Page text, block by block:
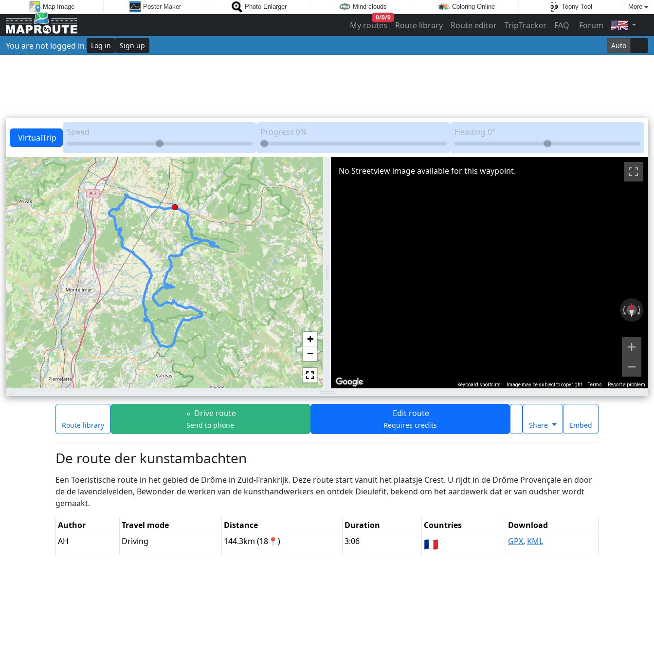
Map Image Poster Maker Photo Enlarger Mind clouds Coloring Online Toony Tool More
My routes
0/0/0
Route library Route editor TripTracker FAQ
Forum
You are not logged in. Log in Sign up Auto
VirtualTrip
Speed Progress 0% Heading 0°
+
−
Keyboard shortcuts Image may be subject to copyright Terms Report a problem
No Streetview image available for this waypoint.
Route library
» Drive route
Send to phone
Edit route
Requires credits Share Embed
De route der kunstambachten
Een Toeristische route in het gebied de Drôme in Zuid-Frankrijk. Deze route start vanuit het plaatsje Crest. U rijdt in de Drôme Provençale en door
de de lavendelvelden, Bewonder de werken van de kunsthandwerkers en ontdek Dieulefit, bekend om het aardewerk dat er van oudsher wordt
gemaakt.
Author Travel mode Distance Duration Countries
Download
AH
Driving 144.3km (18📍) 3:06 🇫🇷 GPX, KML